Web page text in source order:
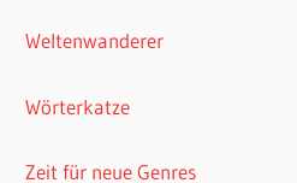
Weltenwanderer
Wörterkatze
Zeit für neue Genres